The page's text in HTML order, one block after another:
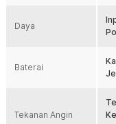
indikator LED memastikan
ringan membuatnya
Fitur
NITECORE
menggantikan blower
Daya
Baterai
Tekanan Angin